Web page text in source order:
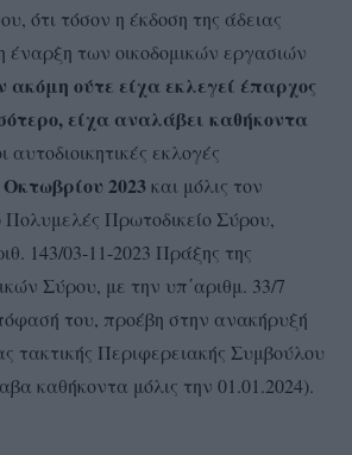
ότι τόσον η έκδοση της άδειας
έναρξη των οικοδομικών εργασιών
ακόμη ούτε είχα εκλεγεί έπαρχος
είχα αναλάβει καθήκοντα
εκλογές
Οκτωβρίου 2023και μόλις τον
Πολυμελές Πρωτοδικείο Σύρου,
143/03-11-2023 Πράξης της
Σύρου, με την υπ΄αριθμ. 33/7
του, προέβη στην ανακήρυξή
τακτικής Περιφερειακής Συμβούλου
καθήκοντα μόλις την 01.01.2024).